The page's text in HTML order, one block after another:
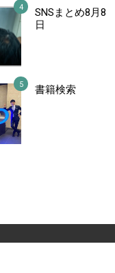
SNSまとめ8月8
日
書籍検索